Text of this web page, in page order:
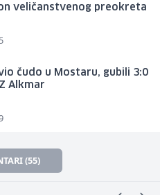
veličanstvenog preokreta
čudo u Mostaru, gubili 3:0
Alkmar
(55)